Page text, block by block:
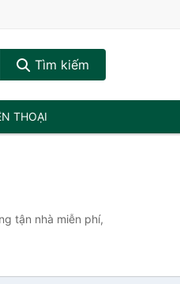
Tìm kiếm
THOẠI
tận nhà miễn phí,